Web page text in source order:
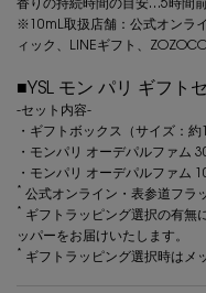
香りの持続時間の目安…5時間
※10mL取扱店舗：公式オンラ
ィック、LINEギフト、
■YSL モン パリ ギフト
-セット内容-
・ギフトボックス（サイズ：
・モンパリ オーデパルファム
・モンパリ オーデパルファム
* 公式オンライン・表参道フラ
* ギフトラッピング選択の有無
ッパーをお届けいたします。
* ギフトラッピング選択時はメ